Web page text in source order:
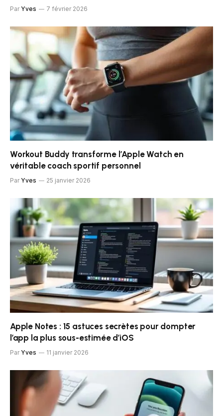
Par Yves 7 février 2026
Workout Buddy transforme l’Apple Watch en
véritable coach sportif personnel
Par Yves 25 janvier 2026
Apple Notes : 15 astuces secrètes pour dompter
l’app la plus sous-estimée d’iOS
Par Yves 11 janvier 2026